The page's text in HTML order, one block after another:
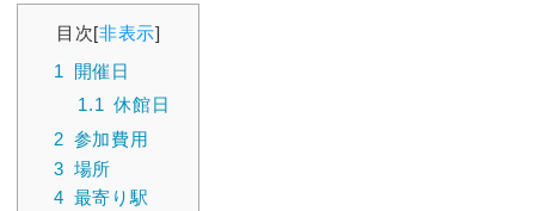
目次[非表示]
1
開催日
1.1 休館日
2 参加費用
3 場所
4 最寄り駅